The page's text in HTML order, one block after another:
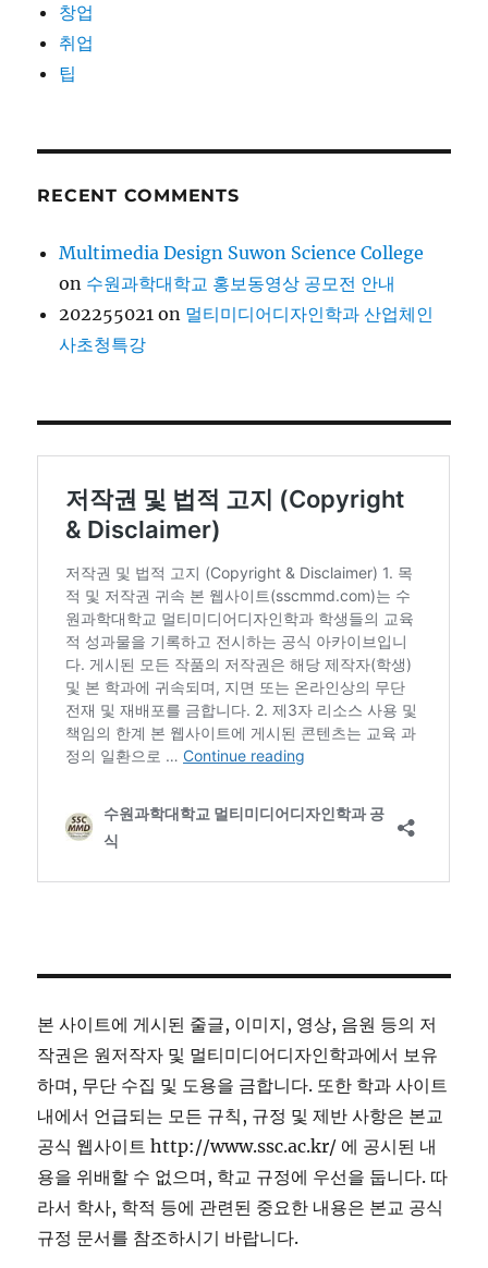
창업
취업
팁
RECENT COMMENTS
Multimedia Design Suwon Science College
on 수원과학대학교 홍보동영상 공모전 안내
202255021 on 멀티미디어디자인학과 산업체인
사초청특강
본 사이트에 게시된 줄글, 이미지, 영상, 음원 등의 저
작권은 원저작자 및 멀티미디어디자인학과에서 보유
하며, 무단 수집 및 도용을 금합니다. 또한 학과 사이트
내에서 언급되는 모든 규칙, 규정 및 제반 사항은 본교
공식 웹사이트 http://www.ssc.ac.kr/ 에 공시된 내
용을 위배할 수 없으며, 학교 규정에 우선을 둡니다. 따
라서 학사, 학적 등에 관련된 중요한 내용은 본교 공식
규정 문서를 참조하시기 바랍니다.